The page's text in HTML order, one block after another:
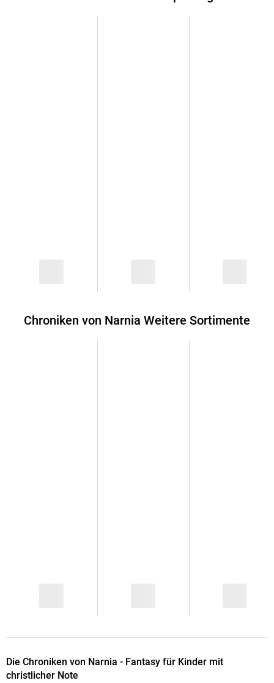
Chroniken von Narnia Weitere Sortimente
Die Chroniken von Narnia - Fantasy für Kinder mit
christlicher Note